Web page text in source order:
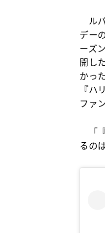
ル
デー
ーズ
開し
かっ
『ハ
ファ
るの